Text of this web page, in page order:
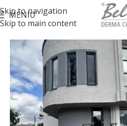
Skip to navigation
Skip to main content
MENIU